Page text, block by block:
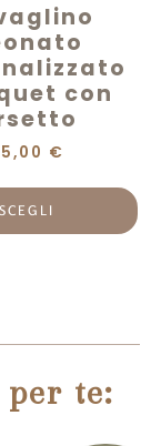
con
€
SCEGLI
te: